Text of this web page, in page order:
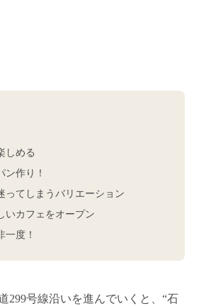
しめる
ン作り！
ってしまうバリエーション
いカフェをオープン
一度！
299号線沿いを進んでいくと、“石